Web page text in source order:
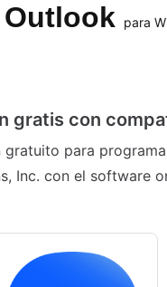
para
gratis con
para
Inc. con el software